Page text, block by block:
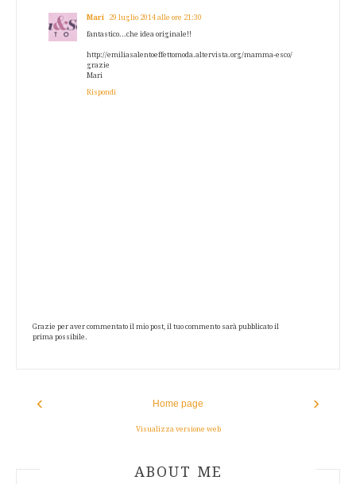
Mari 29 luglio 2014 alle ore 21:30
fantastico...che idea originale!!
http://emiliasalentoeffettomoda.altervista.org/mamma-esco/
grazie
Mari
Rispondi
Grazie per aver commentato il mio post, il tuo commento sarà pubblicato il
prima possibile.
‹ ›
Home page
Visualizza versione web
ABOUT AUTHOR
ABOUT ME